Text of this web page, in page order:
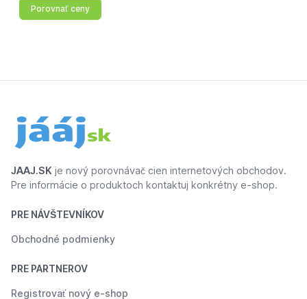
Porovnať ceny
JAAJ.SK je nový porovnávač cien internetových obchodov.
Pre informácie o produktoch kontaktuj konkrétny e-shop.
PRE NÁVŠTEVNÍKOV
Obchodné podmienky
PRE PARTNEROV
Registrovať nový e-shop